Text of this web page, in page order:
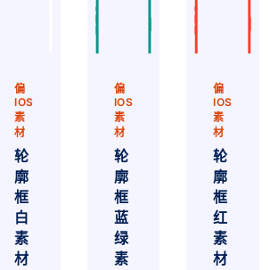
偏
IOS
素
材
轮
廓
框
白
素
材
偏
IOS
素
材
轮
廓
框
蓝
绿
素
偏
IOS
素
材
轮
廓
框
红
素
材